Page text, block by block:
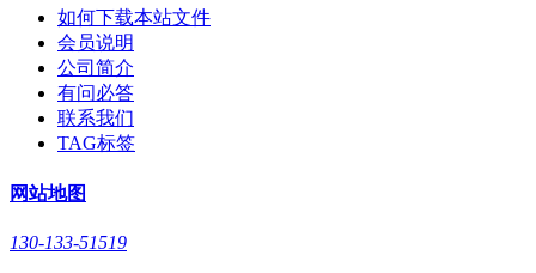
如何下载本站文件
会员说明
公司简介
有问必答
联系我们
TAG标签
网站地图
130-133-51519